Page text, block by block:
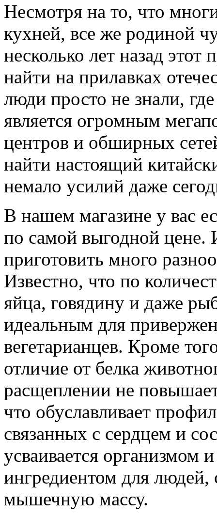
Несмотря на то, что
кухней, все же родиной
несколько лет назад этот
найти на прилавках
люди просто не знали,
является огромным
центров и обширных
найти настоящий
немало усилий даже
В нашем магазине у вас
по самой выгодной цене.
приготовить много
Известно, что по
яйца, говядину и даже
идеальным для
вегетарианцев. Кроме
отличие от белка
расщеплении не
что обуславливает
связанных с сердцем и
усваивается организмом
ингредиентом для людей,
мышечную массу.